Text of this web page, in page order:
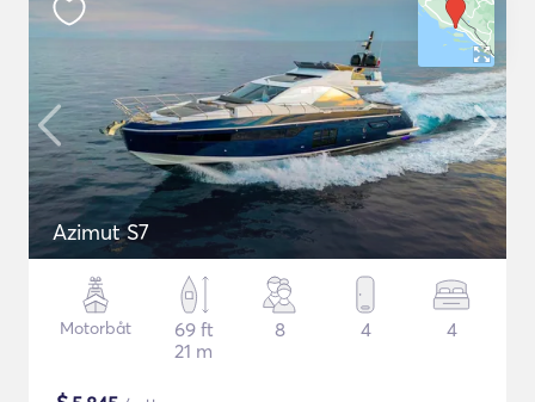
Azimut S7
Motorbåt
69 ft
21 m
8 4 4